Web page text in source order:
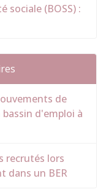
sociale (BOSS) :
de
d'emploi à
recrutés lors
dans un BER